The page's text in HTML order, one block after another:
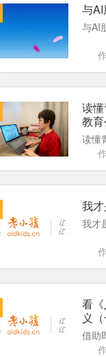
与
与AI
读
教
读懂
我
我才
看
义（
借助